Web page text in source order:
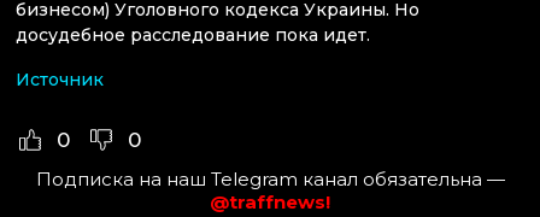
бизнесом) Уголовного кодекса Украины. Но
досудебное расследование пока идет.
Источник
0 0
Подписка на наш Telegram канал обязательна —
@traffnews!